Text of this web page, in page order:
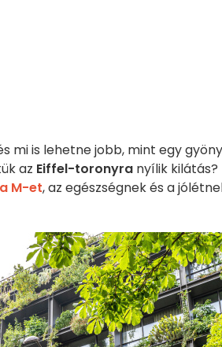
mi is lehetne jobb, mint egy
az Eiffel-toronyra nyílik
M-et, az egészségnek és a